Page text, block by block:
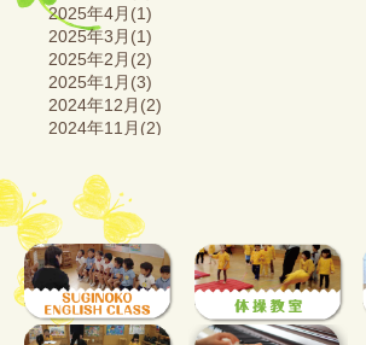
2025年4月(1)
2025年3月(1)
2025年2月(2)
2025年1月(3)
2024年12月(2)
2024年11月(2)
2024年9月(1)
2024年8月(2)
2024年7月(2)
2024年6月(2)
2024年5月(2)
2024年4月(2)
2024年3月(3)
2024年2月(2)